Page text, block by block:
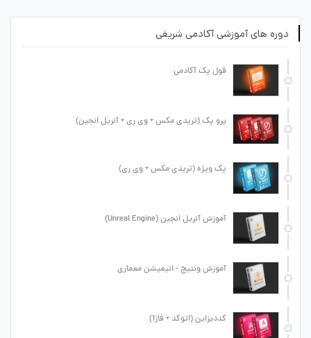
دوره های آموزشی آکادمی شریفی
فول پک آکادمی
پرو پک (تریدی مکس + وی ری + آنریل انجین)
پک ویژه (تریدی مکس + وی ری)
آموزش آنریل انجین (Unreal Engine)
آموزش ونتیج - انیمیشن معماری
کددیزاین (اتوکد + فاز1)